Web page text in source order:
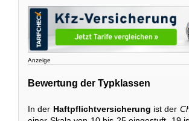
Anzeige
Bewertung der Typklassen
In der Haftpflichtversicherung ist der